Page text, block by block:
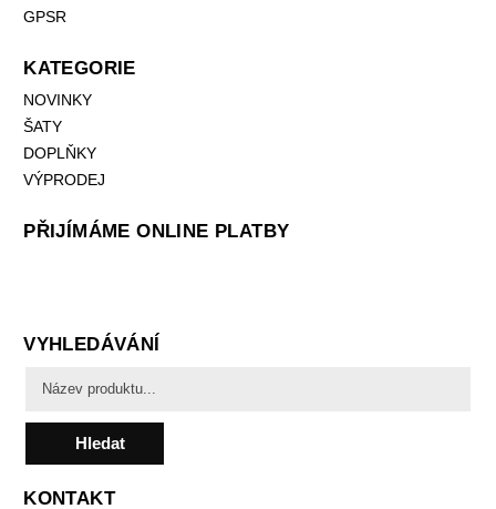
GPSR
KATEGORIE
NOVINKY
ŠATY
DOPLŇKY
VÝPRODEJ
PŘIJÍMÁME ONLINE PLATBY
VYHLEDÁVÁNÍ
Hledat
KONTAKT